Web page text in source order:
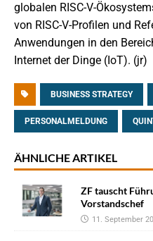
globalen RISC-V-
von RISC-V-Profilen und
Anwendungen in den
Internet der Dinge (IoT). (jr)
BUSINESS STRATEGY
PERSONALMELDUNG
ÄHNLICHE ARTIKEL
ZF tauscht
Vorstandschef
11. September